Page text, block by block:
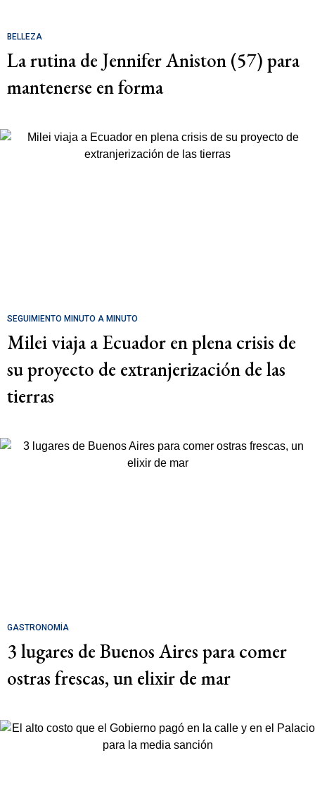
BELLEZA
La rutina de Jennifer Aniston (57) para
mantenerse en forma
SEGUIMIENTO MINUTO A MINUTO
Milei viaja a Ecuador en plena crisis de
su proyecto de extranjerización de las
tierras
GASTRONOMÍA
3 lugares de Buenos Aires para comer
ostras frescas, un elixir de mar